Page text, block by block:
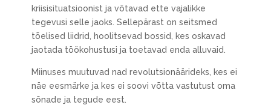
kriisisituatsioonist ja võtavad ette vajalikke
tegevusi selle jaoks. Sellepärast on seitsmed
tõelised liidrid, hoolitsevad bossid, kes oskavad
jaotada töökohustusi ja toetavad enda alluvaid.
Miinuses muutuvad nad revolutsionäärideks, kes ei
näe eesmärke ja kes ei soovi võtta vastutust oma
sõnade ja tegude eest.